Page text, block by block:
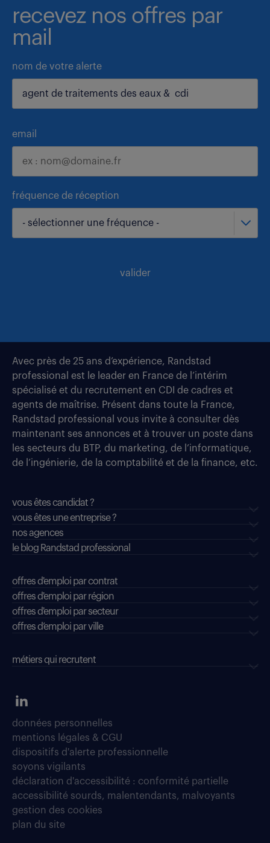
recevez nos offres par
mail
nom de votre alerte
email
fréquence de réception
- sélectionner une fréquence -
valider
Avec près de 25 ans d’expérience, Randstad
professional est le leader en France de l’intérim
spécialisé et du recrutement en CDI de cadres et
agents de maîtrise. Présent dans toute la France,
Randstad professional vous invite à consulter dès
maintenant ses annonces et à trouver un poste dans
les secteurs du BTP, du marketing, de l’informatique,
de l’ingénierie, de la comptabilité et de la finance, etc.
vous êtes candidat ?
vous êtes une entreprise ?
nos agences
le blog Randstad professional
offres d'emploi par contrat
offres d'emploi par région
offres d'emploi par secteur
offres d’emploi par ville
métiers qui recrutent
données personnelles
mentions légales & CGU
dispositifs d'alerte professionnelle
soyons vigilants
déclaration d'accessibilité : conformité partielle
accessibilité sourds, malentendants, malvoyants
gestion des cookies
plan du site